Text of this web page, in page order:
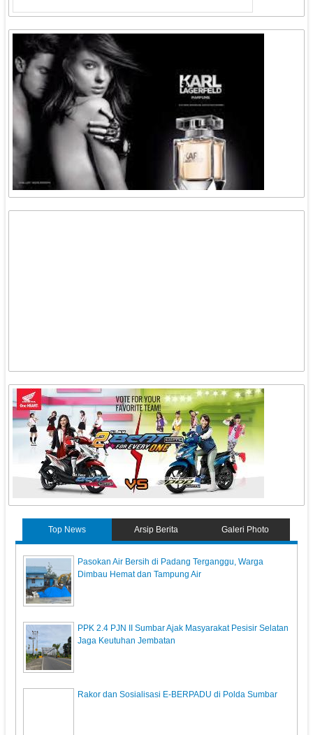
Top News Arsip Berita Galeri Photo
Pasokan Air Bersih di Padang Terganggu, Warga
Dimbau Hemat dan Tampung Air
PPK 2.4 PJN II Sumbar Ajak Masyarakat Pesisir Selatan
Jaga Keutuhan Jembatan
Rakor dan Sosialisasi E-BERPADU di Polda Sumbar